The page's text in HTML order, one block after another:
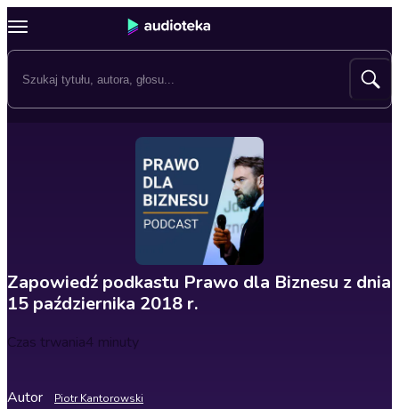
Zapowiedź podkastu Prawo dla Biznesu z dnia
15 października 2018 r.
Czas trwania4 minuty
Autor Piotr Kantorowski